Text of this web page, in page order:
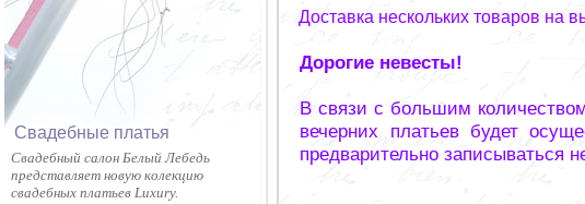
Cвадебные платья
Cвадебный салон Белый Лебедь
представляет новую колекцию
свадебных платьев Luxury.
Доставка нескольких товаров на
Дорогие невесты!
В связи с большим
вечерних платьев будет
предварительно записываться